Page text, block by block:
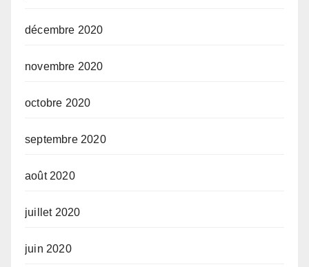
décembre 2020
novembre 2020
octobre 2020
septembre 2020
août 2020
juillet 2020
juin 2020